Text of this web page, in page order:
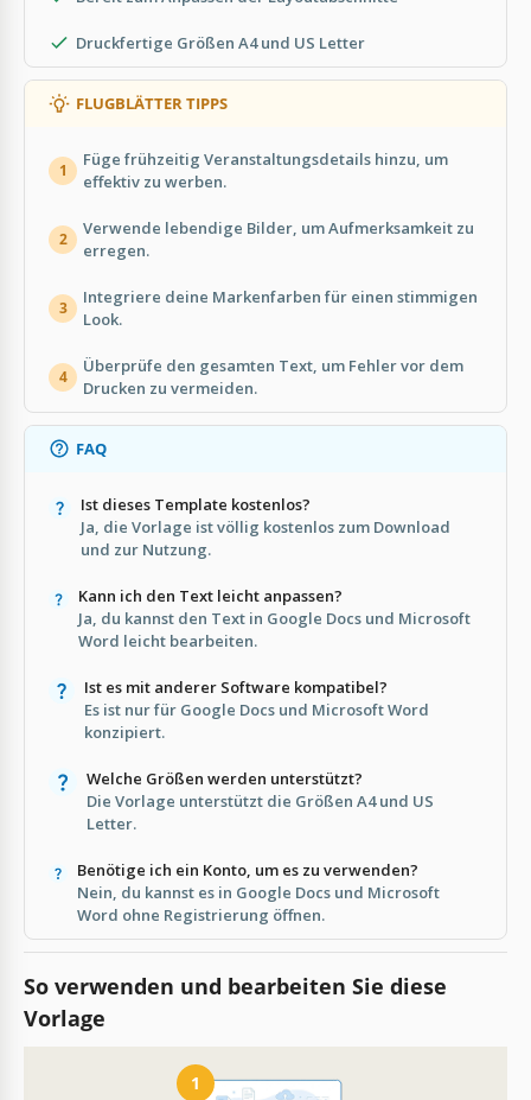
Druckfertige Größen A4 und US Letter
FLUGBLÄTTER TIPPS
1
Füge frühzeitig Veranstaltungsdetails hinzu, um
effektiv zu werben.
2
Verwende lebendige Bilder, um Aufmerksamkeit zu
erregen.
3
Integriere deine Markenfarben für einen stimmigen
Look.
4
Überprüfe den gesamten Text, um Fehler vor dem
Drucken zu vermeiden.
FAQ
Ist dieses Template kostenlos?
Ja, die Vorlage ist völlig kostenlos zum Download
und zur Nutzung.
Kann ich den Text leicht anpassen?
Ja, du kannst den Text in Google Docs und Microsoft
Word leicht bearbeiten.
Ist es mit anderer Software kompatibel?
Es ist nur für Google Docs und Microsoft Word
konzipiert.
Welche Größen werden unterstützt?
Die Vorlage unterstützt die Größen A4 und US
Letter.
Benötige ich ein Konto, um es zu verwenden?
Nein, du kannst es in Google Docs und Microsoft
Word ohne Registrierung öffnen.
So verwenden und bearbeiten Sie diese
Vorlage
1